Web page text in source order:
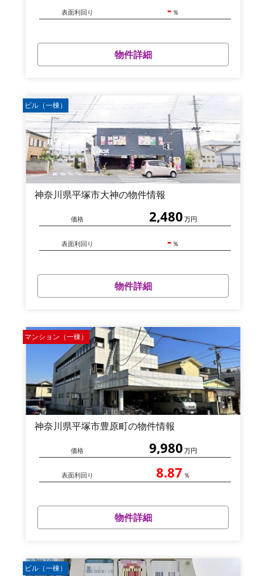
表面利回り - ％
物件詳細
ビル（一棟）
神奈川県平塚市大神の物件情報
価格 2,480 万円
表面利回り - ％
物件詳細
マンション（一棟）
神奈川県平塚市豊原町の物件情報
価格 9,980 万円
表面利回り 8.87 ％
物件詳細
ビル（一棟）